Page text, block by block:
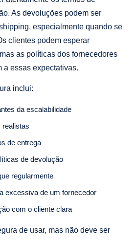
As devoluções podem ser
especialmente quando se
clientes podem esperar
as políticas dos fornecedores
a essas expectativas.
inclui:
da escalabilidade
realistas
de entrega
de devolução
regularmente
excessiva de um fornecedor
com o cliente clara
de usar, mas não deve ser